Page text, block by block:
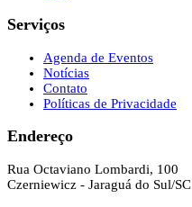
Serviços
Agenda de Eventos
Notícias
Contato
Políticas de Privacidade
Endereço
Rua Octaviano Lombardi, 100
Czerniewicz - Jaraguá do Sul/SC